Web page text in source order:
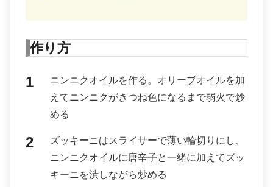
作り方
ニンニクオイルを作る。オリーブオイルを加
えてニンニクがきつね色になるまで弱火で炒
める
ズッキーニはスライサーで薄い輪切りにし、
ニンニクオイルに唐辛子と一緒に加えてズッ
キーニを潰しながら炒める